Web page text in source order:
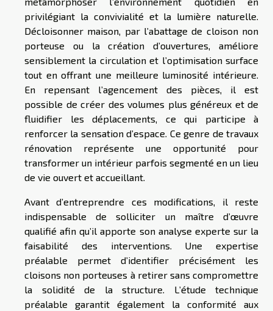
privilégiant la convivialité et la lumière naturelle.
Décloisonner maison, par l’abattage de cloison non
porteuse ou la création d’ouvertures, améliore
sensiblement la circulation et l’optimisation surface
tout en offrant une meilleure luminosité intérieure.
En repensant l’agencement des pièces, il est
possible de créer des volumes plus généreux et de
fluidifier les déplacements, ce qui participe à
renforcer la sensation d’espace. Ce genre de travaux
rénovation représente une opportunité pour
transformer un intérieur parfois segmenté en un lieu
de vie ouvert et accueillant.
Avant d’entreprendre ces modifications, il reste
indispensable de solliciter un maître d’œuvre
qualifié afin qu’il apporte son analyse experte sur la
faisabilité des interventions. Une expertise
préalable permet d’identifier précisément les
cloisons non porteuses à retirer sans compromettre
la solidité de la structure. L’étude technique
préalable garantit également la conformité aux